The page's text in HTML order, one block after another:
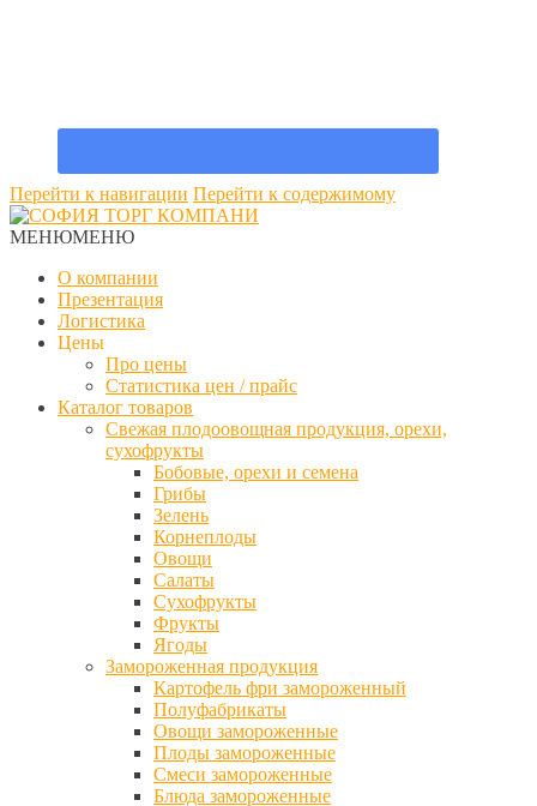
Перейти к навигации Перейти к содержимому
МЕНЮМЕНЮ
О компании
Презентация
Логистика
Цены
Про цены
Статистика цен / прайс
Каталог товаров
Свежая плодоовощная продукция, орехи,
сухофрукты
Бобовые, орехи и семена
Грибы
Зелень
Корнеплоды
Овощи
Салаты
Сухофрукты
Фрукты
Ягоды
Замороженная продукция
Картофель фри замороженный
Полуфабрикаты
Овощи замороженные
Плоды замороженные
Смеси замороженные
Блюда замороженные